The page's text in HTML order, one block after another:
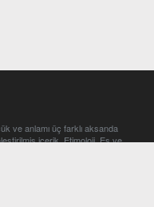
ve anlamı üç farklı aksanda
içerik. Etimoloji, Eş ve